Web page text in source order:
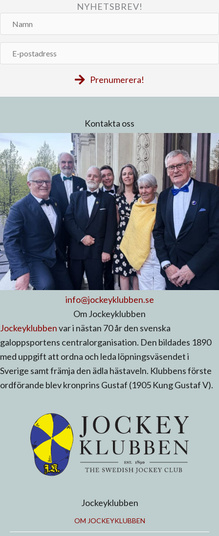
NYHETSBREV!
Namn
postadress
Prenumerera!
Kontakta oss
info@jockeyklubben.se
Om Jockeyklubben
Jockeyklubbenvar i nästan 70 år den svenska
galoppsportens centralorganisation. Den bildades 1890
med uppgift att ordna och leda löpningsväsendet i
Sverige samt främja den ädla hästaveln. Klubbens förste
ordförande blev kronprins Gustaf (1905 Kung Gustaf V).
Jockeyklubben
OM JOCKEYKLUBBEN